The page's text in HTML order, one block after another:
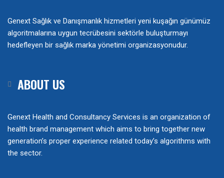
Genext Sağlık ve Danışmanlık hizmetleri yeni kuşağın günümüz
algoritmalarına uygun tecrübesini sektörle buluşturmayı
hedefleyen bir sağlık marka yönetimi organizasyonudur.
ABOUT US
Genext Health and Consultancy Services is an organization of
health brand management which aims to bring together new
generation’s proper experience related today’s algorithms with
the sector.